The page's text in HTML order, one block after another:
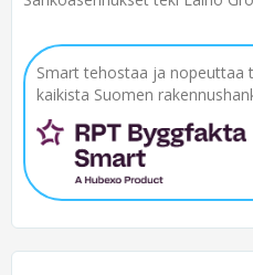
Smart tehostaa ja nopeuttaa
kaikista Suomen